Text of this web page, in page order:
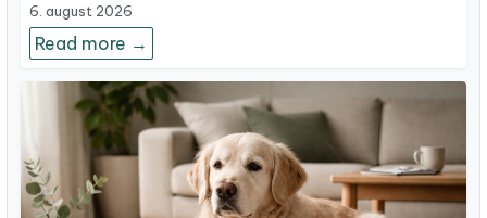
6. august 2026
Read more →